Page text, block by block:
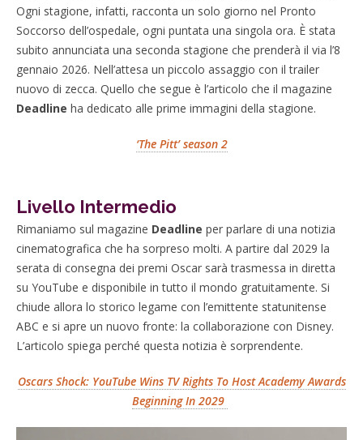
Ogni stagione, infatti, racconta un solo giorno nel Pronto
Soccorso dell’ospedale, ogni puntata una singola ora. È stata
subito annunciata una seconda stagione che prenderà il via l’8
gennaio 2026. Nell’attesa un piccolo assaggio con il trailer
nuovo di zecca. Quello che segue è l’articolo che il magazine
Deadline ha dedicato alle prime immagini della stagione.
‘The Pitt’ season 2
Livello Intermedio
Rimaniamo sul magazine Deadline per parlare di una notizia
cinematografica che ha sorpreso molti. A partire dal 2029 la
serata di consegna dei premi Oscar sarà trasmessa in diretta
su YouTube e disponibile in tutto il mondo gratuitamente. Si
chiude allora lo storico legame con l’emittente statunitense
ABC e si apre un nuovo fronte: la collaborazione con Disney.
L’articolo spiega perché questa notizia è sorprendente.
Oscars Shock: YouTube Wins TV Rights To Host Academy Awards
Beginning In 2029